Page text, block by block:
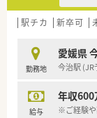
■愛媛県内
上を重視し
づくりを推
■女性活躍
駅チカ 新卒可
勤務地
愛媛県
今治駅 (JR
給与
年収600
※ご経験